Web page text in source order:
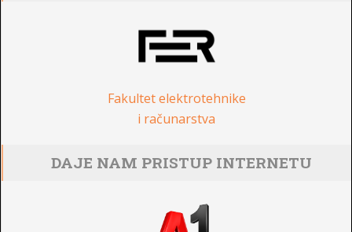
Fakultet elektrotehnike
i računarstva
DAJE NAM PRISTUP INTERNETU